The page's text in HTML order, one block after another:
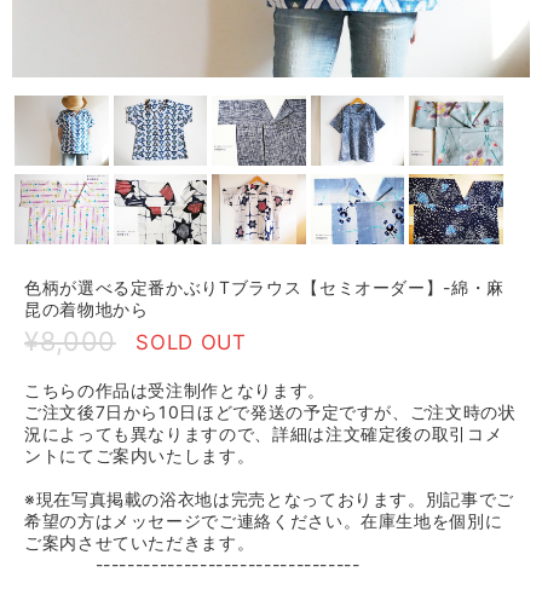
色柄が選べる定番かぶりTブラウス【セミオーダー】-綿・麻
昆の着物地から
¥8,000 SOLD OUT
こちらの作品は受注制作となります。
ご注文後7日から10日ほどで発送の予定ですが、ご注文時の状
況によっても異なりますので、詳細は注文確定後の取引コメ
ントにてご案内いたします。
※現在写真掲載の浴衣地は完売となっております。別記事でご
希望の方はメッセージでご連絡ください。在庫生地を個別に
ご案内させていただきます。
---------------------------------